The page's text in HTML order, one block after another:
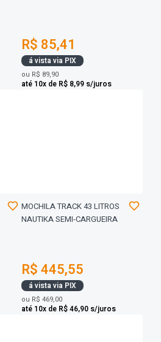
R$ 85,41
á vista via PIX
ou R$ 89,90
até 10x de R$ 8,99 s/juros
MOCHILA TRACK 43 LITROS
NAUTIKA SEMI-CARGUEIRA
R$ 445,55
á vista via PIX
ou R$ 469,00
até 10x de R$ 46,90 s/juros